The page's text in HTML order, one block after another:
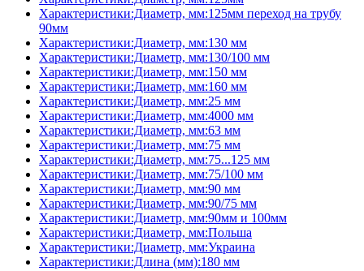
Характеристики:Диаметр, мм:125мм переход на трубу
90мм
Характеристики:Диаметр, мм:130 мм
Характеристики:Диаметр, мм:130/100 мм
Характеристики:Диаметр, мм:150 мм
Характеристики:Диаметр, мм:160 мм
Характеристики:Диаметр, мм:25 мм
Характеристики:Диаметр, мм:4000 мм
Характеристики:Диаметр, мм:63 мм
Характеристики:Диаметр, мм:75 мм
Характеристики:Диаметр, мм:75...125 мм
Характеристики:Диаметр, мм:75/100 мм
Характеристики:Диаметр, мм:90 мм
Характеристики:Диаметр, мм:90/75 мм
Характеристики:Диаметр, мм:90мм и 100мм
Характеристики:Диаметр, мм:Польша
Характеристики:Диаметр, мм:Украина
Характеристики:Длина (мм):180 мм